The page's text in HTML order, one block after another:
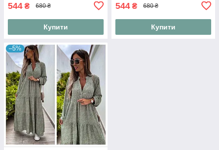
544 ₴ 680 ₴
Купити
544 ₴ 680 ₴
Купити
–5%